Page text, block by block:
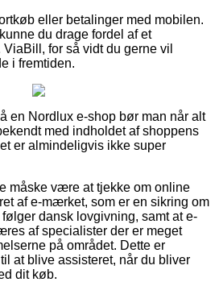
eller betalinger med mobilen.
du drage fordel af et
for så vidt du gerne vil
i fremtiden.
en Nordlux e-shop bør man når alt
med indholdet af shoppens
er almindeligvis ikke super
måske være at tjekke om online
af e-mærket, som er en sikring om
dansk lovgivning, samt at e-
af specialister der er meget
på området. Dette er
at blive assisteret, når du bliver
dit køb.